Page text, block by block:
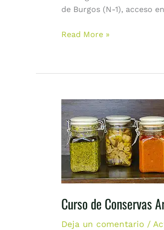
de Burgos (N-1), acceso
Read More »
Curso de Conservas
Deja un comentario /
Curso
de
Conservas
Artesanas